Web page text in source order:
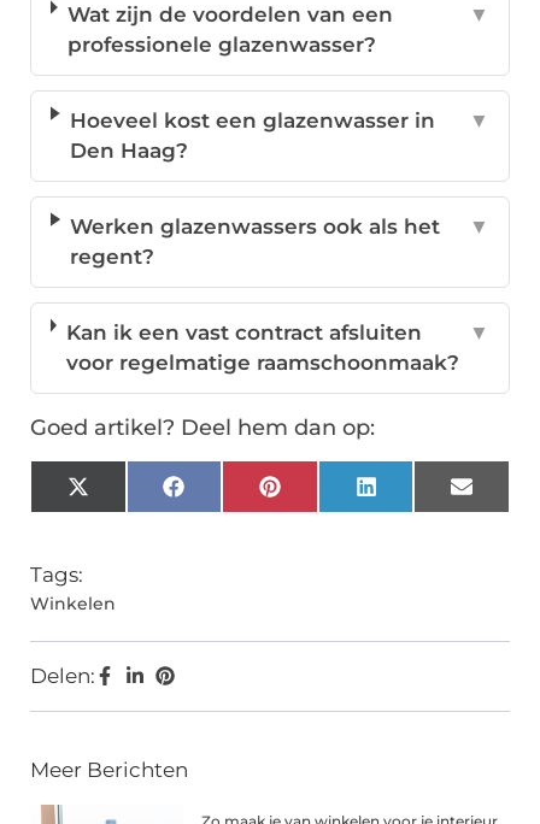
Wat zijn de voordelen van een
professionele glazenwasser?
▼
Hoeveel kost een glazenwasser in
Den Haag?
▼
Werken glazenwassers ook als het
regent?
▼
Kan ik een vast contract afsluiten
voor regelmatige raamschoonmaak?
▼
Goed artikel? Deel hem dan op:
X
(Twitter)
FacebookPinterestLinkedInEmail
Tags:
Winkelen
Delen:
Meer Berichten